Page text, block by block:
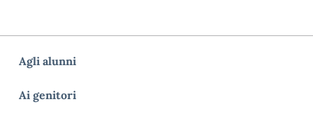
Agli alunni
Ai genitori